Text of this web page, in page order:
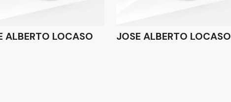
ALBERTO LOCASO JOSE ALBERTO LOCASO